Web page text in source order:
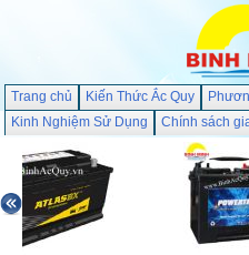
Trang chủ Kiến Thức Ắc Quy
Kinh Nghiệm Sử Dụng
Chính sách